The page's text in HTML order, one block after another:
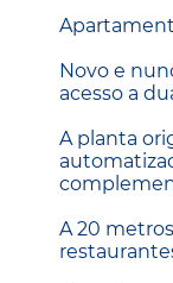
Novo e
acesso a
A planta
A 20